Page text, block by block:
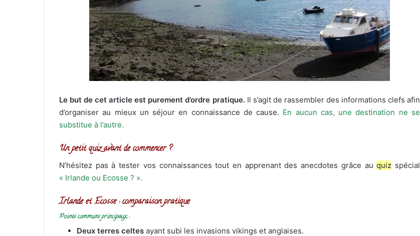
Le but de cet article est purement d’ordre pratique. Il s’agit de rassembler des informations clefs afin
d’organiser au mieux un séjour en connaissance de cause. En aucun cas, une destination ne se
substitue à l’autre.
Un petit quiz avant de commencer ?
N’hésitez pas à tester vos connaissances tout en apprenant des anecdotes grâce auquiz spécial
« Irlande ou Ecosse ? ».
Irlande et Ecosse : comparaison pratique
Points communs principaux :
Deux terres celtes ayant subi les invasions vikings et anglaises.